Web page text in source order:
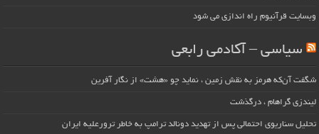
وبسایت قرآنیوم راه اندازی می شود
سیاسی – آکادمی رابعی
شگفت آن‌که هرمز به نقش زمین ، نماید چو «هشت» از نگار آفرین
لیندزی گراهام ، درگذشت
تحلیل سناریوی احتمالی پس از تهدید دونالد ترامپ به خاطر ترورعلیه ایران